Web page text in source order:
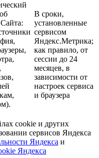
В сроки,
установленные
сервисом
Яндекс.Метрика;
как правило, от
сессии до 24
месяцев, в
зависимости от
настроек сервиса
и браузера
cookie и других
сервисов Яндекса
Яндекса и
Яндекса